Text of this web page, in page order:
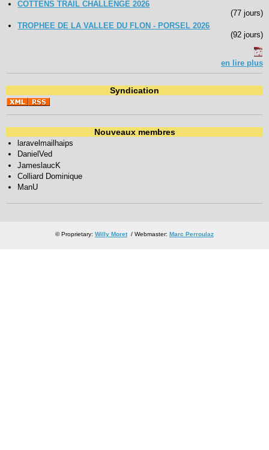
COTTENS TRAIL CHALLENGE 2026
(77 jours)
TROPHEE DE LA VALLEE DU FLON - PORSEL 2026
(92 jours)
en lire plus
Syndication
Nouveaux membres
laravelmailhaips
DanielVed
JameslaucK
Colliard Dominique
ManU
© Proprietary: Willy Moret/ Webmaster: Marc Perroulaz